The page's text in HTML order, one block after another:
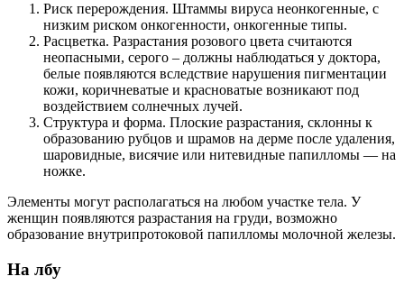
Риск перерождения. Штаммы вируса неонкогенные, с
низким риском онкогенности, онкогенные типы.
Расцветка. Разрастания розового цвета считаются
неопасными, серого – должны наблюдаться у доктора,
белые появляются вследствие нарушения пигментации
кожи, коричневатые и красноватые возникают под
воздействием солнечных лучей.
Структура и форма. Плоские разрастания, склонны к
образованию рубцов и шрамов на дерме после удаления,
шаровидные, висячие или нитевидные папилломы — на
ножке.
Элементы могут располагаться на любом участке тела. У
женщин появляются разрастания на груди, возможно
образование внутрипротоковой папилломы молочной железы.
На лбу